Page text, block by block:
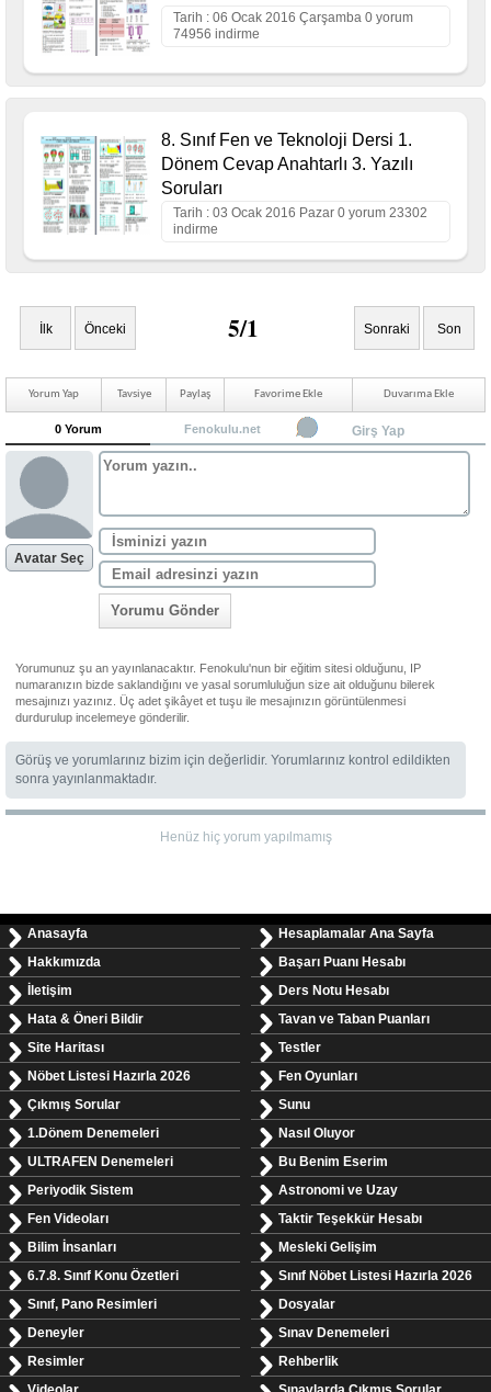
Tarih : 06 Ocak 2016 Çarşamba 0 yorum
74956 indirme
8. Sınıf Fen ve Teknoloji Dersi 1.
Dönem Cevap Anahtarlı 3. Yazılı
Soruları
Tarih : 03 Ocak 2016 Pazar 0 yorum 23302
indirme
İlk Önceki 5/1 Sonraki Son
Yorum Yap Tavsiye Paylaş Favorime Ekle Duvarıma Ekle
0 Yorum Fenokulu.net Girş Yap
Avatar Seç
Yorumu Gönder
Yorumunuz şu an yayınlanacaktır. Fenokulu'nun bir eğitim sitesi olduğunu, IP
numaranızın bizde saklandığını ve yasal sorumluluğun size ait olduğunu bilerek
mesajınızı yazınız. Üç adet şikâyet et tuşu ile mesajınızın görüntülenmesi
durdurulup incelemeye gönderilir.
Görüş ve yorumlarınız bizim için değerlidir. Yorumlarınız kontrol edildikten
sonra yayınlanmaktadır.
Henüz hiç yorum yapılmamış
Anasayfa
Hakkımızda
İletişim
Hata & Öneri Bildir
Site Haritası
Nöbet Listesi Hazırla 2026
Çıkmış Sorular
1.Dönem Denemeleri
ULTRAFEN Denemeleri
Periyodik Sistem
Fen Videoları
Bilim İnsanları
6.7.8. Sınıf Konu Özetleri
Sınıf, Pano Resimleri
Deneyler
Resimler
Hesaplamalar Ana Sayfa
Başarı Puanı Hesabı
Ders Notu Hesabı
Tavan ve Taban Puanları
Testler
Fen Oyunları
Sunu
Nasıl Oluyor
Bu Benim Eserim
Astronomi ve Uzay
Taktir Teşekkür Hesabı
Mesleki Gelişim
Sınıf Nöbet Listesi Hazırla 2026
Dosyalar
Sınav Denemeleri
Rehberlik